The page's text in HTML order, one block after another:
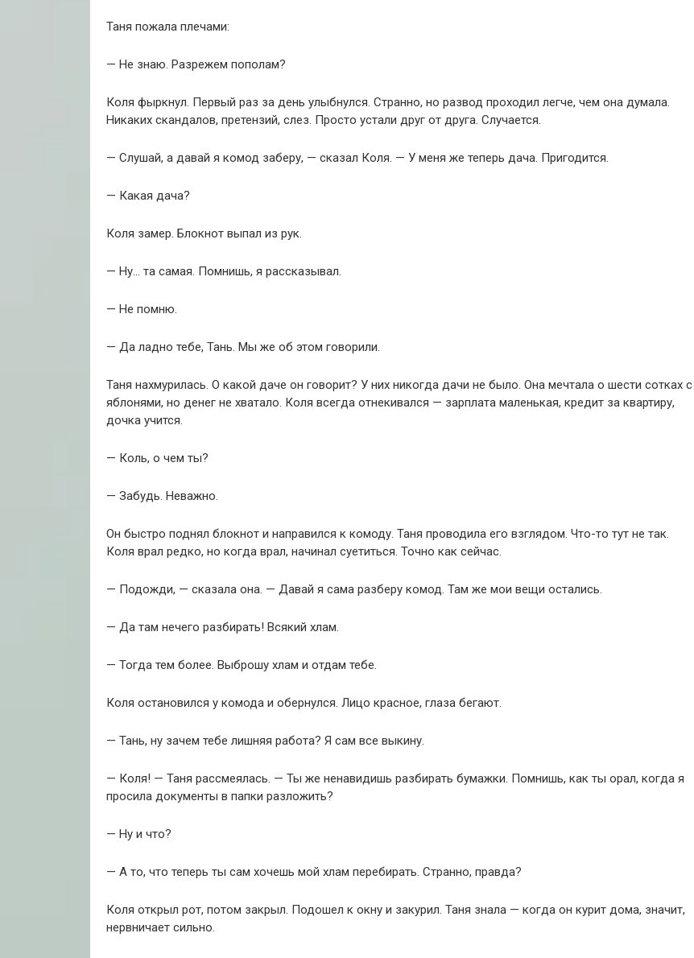
Таня пожала плечами:
— Не знаю. Разрежем пополам?
Коля фыркнул. Первый раз за день улыбнулся. Странно, но развод проходил легче, чем она думала.
Никаких скандалов, претензий, слез. Просто устали друг от друга. Случается.
— Слушай, а давай я комод заберу, — сказал Коля. — У меня же теперь дача. Пригодится.
— Какая дача?
Коля замер. Блокнот выпал из рук.
— Ну… та самая. Помнишь, я рассказывал.
— Не помню.
— Да ладно тебе, Тань. Мы же об этом говорили.
Таня нахмурилась. О какой даче он говорит? У них никогда дачи не было. Она мечтала о шести сотках с
яблонями, но денег не хватало. Коля всегда отнекивался — зарплата маленькая, кредит за квартиру,
дочка учится.
— Коль, о чем ты?
— Забудь. Неважно.
Он быстро поднял блокнот и направился к комоду. Таня проводила его взглядом. Что-то тут не так.
Коля врал редко, но когда врал, начинал суетиться. Точно как сейчас.
— Подожди, — сказала она. — Давай я сама разберу комод. Там же мои вещи остались.
— Да там нечего разбирать! Всякий хлам.
— Тогда тем более. Выброшу хлам и отдам тебе.
Коля остановился у комода и обернулся. Лицо красное, глаза бегают.
— Тань, ну зачем тебе лишняя работа? Я сам все выкину.
— Коля! — Таня рассмеялась. — Ты же ненавидишь разбирать бумажки. Помнишь, как ты орал, когда я
просила документы в папки разложить?
— Ну и что?
— А то, что теперь ты сам хочешь мой хлам перебирать. Странно, правда?
Коля открыл рот, потом закрыл. Подошел к окну и закурил. Таня знала — когда он курит дома, значит,
нервничает сильно.